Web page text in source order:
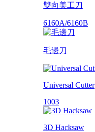
雙向美工刀
6160A/6160B
毛邊刀
Universal Cutter
1003
3D Hacksaw